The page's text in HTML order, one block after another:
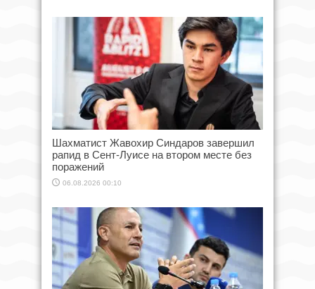
Шахматист Жавохир Синдаров завершил
рапид в Сент-Луисе на втором месте без
поражений
06.08.2026 00:10